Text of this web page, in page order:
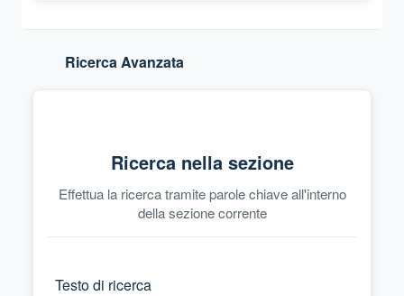
Ricerca Avanzata
Ricerca nella sezione
Effettua la ricerca tramite parole chiave all'interno
della sezione corrente
Testo di ricerca